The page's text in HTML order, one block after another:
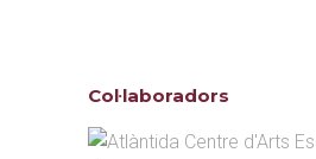
Col·laboradors